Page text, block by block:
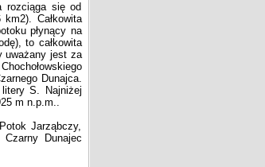
rozciąga się od
Całkowita
płynący na
to całkowita
uważany jest za
Dunajca.
S. Najniżej
m n.p.m..
Jarząbczy,
Dunajec